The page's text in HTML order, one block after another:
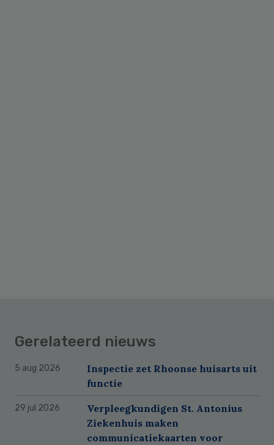
Gerelateerd nieuws
5 aug 2026
Inspectie zet Rhoonse huisarts uit
functie
29 jul 2026
Verpleegkundigen St. Antonius
Ziekenhuis maken
communicatiekaarten voor